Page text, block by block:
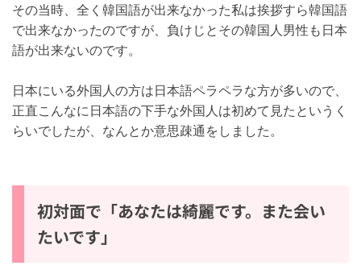
その当時、全く韓国語が出来なかった私は挨拶すら韓国
語で出来なかったのですが、負けじとその韓国人男性も
日本語が出来ないのです。
日本にいる外国人の方は日本語ペラペラな方が多いの
で、正直こんなに日本語の下手な外国人は初めて見たと
いうくらいでしたが、なんとか意思疎通をしました。
初対面で「あなたは綺麗です。また会
いたいです」